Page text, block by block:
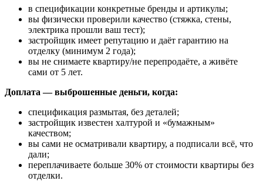
в спецификации конкретные бренды и артикулы;
вы физически проверили качество (стяжка, стены,
электрика прошли ваш тест);
застройщик имеет репутацию и даёт гарантию на
отделку (минимум 2 года);
вы не снимаете квартиру/не перепродаёте, а живёте
сами от 5 лет.
Доплата — выброшенные деньги, когда:
спецификация размытая, без деталей;
застройщик известен халтурой и «бумажным»
качеством;
вы сами не осматривали квартиру, а подписали всё, что
дали;
переплачиваете больше 30% от стоимости квартиры без
отделки.